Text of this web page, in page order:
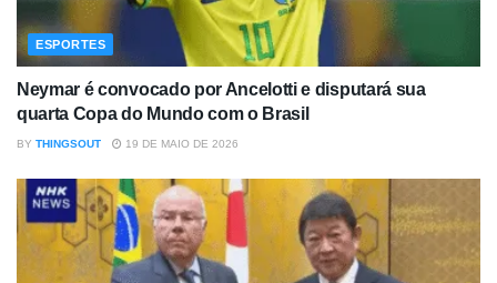
ESPORTES
Neymar é convocado por Ancelotti e disputará sua
quarta Copa do Mundo com o Brasil
BY THINGSOUT 19 DE MAIO DE 2026